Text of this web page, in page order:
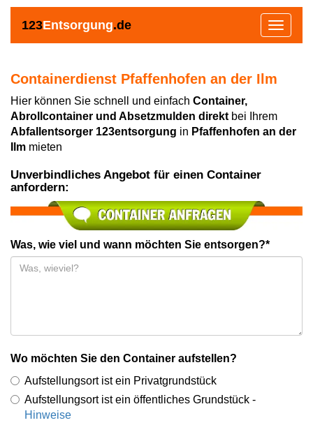
123Entsorgung.de
Toggle
Containerdienst Pfaffenhofen an der Ilm
Hier können Sie schnell und einfach Container,
Abrollcontainer und Absetzmulden direkt bei Ihrem
Abfallentsorger 123entsorgung in Pfaffenhofen an der
Ilm mieten
Unverbindliches Angebot für einen Container
anfordern:
Was, wie viel und wann möchten Sie entsorgen?*
Wo möchten Sie den Container aufstellen?
Aufstellungsort ist ein Privatgrundstück
Aufstellungsort ist ein öffentliches Grundstück -
Hinweise